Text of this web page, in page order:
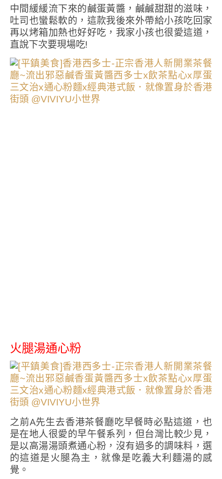
中間緩緩流下來的鹹蛋黃醬，鹹鹹甜甜的滋味，
吐司也蠻鬆軟的，這款我後來外帶給小孩吃回家
再以烤箱加熱也好好吃，我家小孩也很愛這道，
直說下次要現場吃!
火腿湯通心粉
之前A先生去香港茶餐廳吃早餐時必點這道，也
是在地人很愛的早午餐系列，但台灣比較少見，
是以高湯湯頭煮通心粉，沒有過多的調味料，選
的這道是火腿為主，就像是吃義大利麵湯的感
覺。